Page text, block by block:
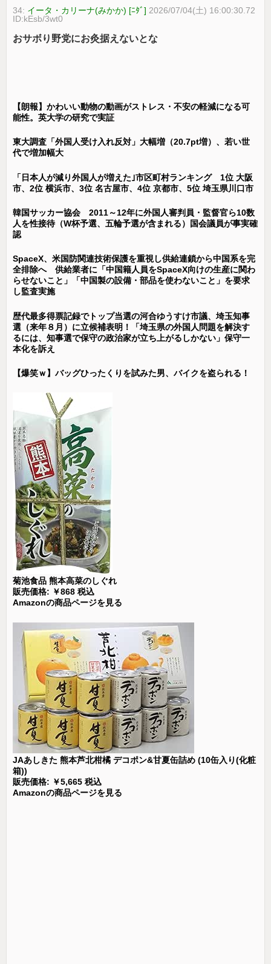
34: イータ・カリーナ(みかか) [ﾆﾀﾞ] 2026/07/04(土) 16:00:30.72
ID:kEsb/3wt0
おサボり野党にお灸据えないとな
【朗報】かわいい動物の動画がストレス・不安の軽減になる可
能性。英大学の研究で実証
東大調査「外国人受け入れ反対」大幅増（20.7pt増）、若い世
代で増加幅大
「日本人が減り外国人が増えた｣市区町村ランキング 1位 大阪
市、2位 横浜市、3位 名古屋市、4位 京都市、5位 埼玉県川口市
韓国サッカー協会 2011～12年に外国人審判員・監督官ら10数
人を性接待（W杯予選、五輪予選が含まれる）国会議員が事実確
認
SpaceX、米国防関連技術保護を重視し供給連鎖から中国系を完
全排除へ 供給業者に「中国籍人員をSpaceX向けの生産に関わ
らせないこと」「中国製の設備・部品を使わないこと」を要求
し監査実施
歴代最多得票記録でトップ当選の河合ゆうすけ市議、埼玉知事
選（来年８月）に立候補表明！「埼玉県の外国人問題を解決す
るには、知事選で保守の政治家が立ち上がるしかない」保守一
本化を訴え
【爆笑ｗ】バッグひったくりを試みた男、バイクを盗られる！
菊池食品 熊本高菜のしぐれ
販売価格: ￥868 税込
Amazonの商品ページを見る
JAあしきた 熊本芦北柑橘 デコポン&甘夏缶詰め (10缶入り(化粧
箱))
販売価格: ￥5,665 税込
Amazonの商品ページを見る